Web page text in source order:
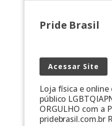
Pride Brasil
Acessar Site
Loja física e
público
ORGULHO com a
pridebrasil.com.br